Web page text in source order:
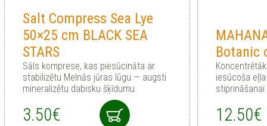
Salt Compress Sea Lye
50×25 cm BLACK SEA
STARS
Sāls komprese, kas piesūcināta ar
stabilizētu Melnās jūras lūgu — augsti
mineralizētu dabisku šķīdumu
3.50€
Botanic
iesūcoša
stiprināšanai
12.50€